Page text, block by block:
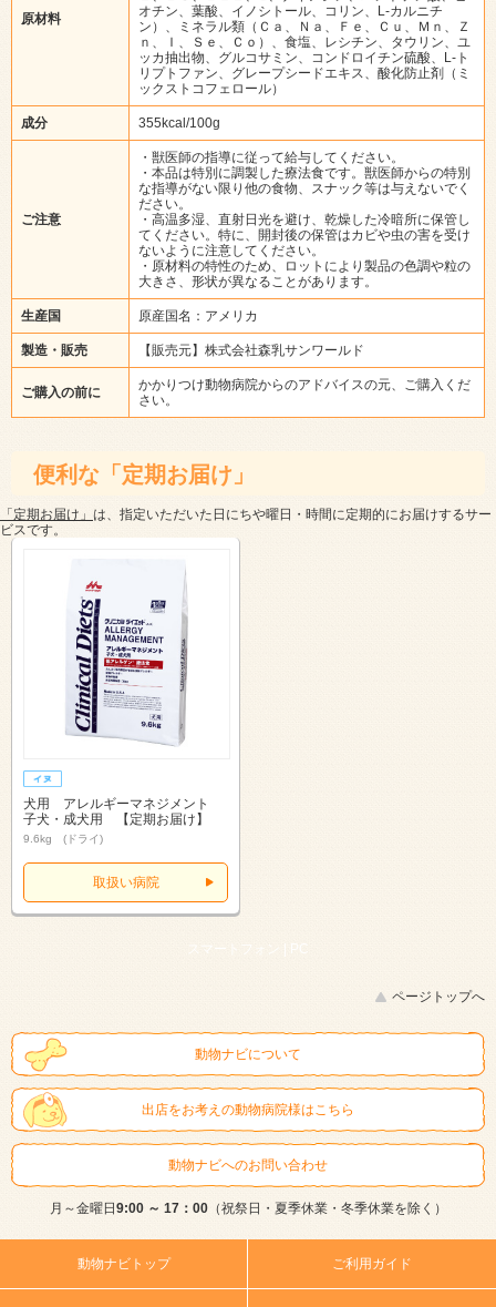
原材料
オチン、葉酸、イノシトール、コリン、L‐カルニチ
ン）、ミネラル類（Ｃａ、Ｎａ、Ｆｅ、Ｃｕ、Ｍｎ、Ｚ
ｎ、Ｉ、Ｓｅ、Ｃｏ）、食塩、レシチン、タウリン、ユ
ッカ抽出物、グルコサミン、コンドロイチン硫酸、L-ト
リプトファン、グレープシードエキス、酸化防止剤（ミ
ックストコフェロール）
成分 355kcal/100g
ご注意
・獣医師の指導に従って給与してください。
・本品は特別に調製した療法食です。獣医師からの特別
な指導がない限り他の食物、スナック等は与えないでく
ださい。
・高温多湿、直射日光を避け、乾燥した冷暗所に保管し
てください。特に、開封後の保管はカビや虫の害を受け
ないように注意してください。
・原材料の特性のため、ロットにより製品の色調や粒の
大きさ、形状が異なることがあります。
生産国 原産国名：アメリカ
製造・販売 【販売元】株式会社森乳サンワールド
ご購入の前に
かかりつけ動物病院からのアドバイスの元、ご購入くだ
さい。
便利な「定期お届け」
「定期お届け」 は、指定いただいた日にちや曜日・時間に定期的にお届けするサー
ビスです。
犬用 アレルギーマネジメント
子犬・成犬用 【定期お届け】
9.6kg (ドライ)
取扱い病院
スマートフォン | PC
ページトップへ
動物ナビについて
出店をお考えの動物病院様はこちら
動物ナビへのお問い合わせ
月～金曜日 9:00 ～ 17：00（祝祭日・夏季休業・冬季休業を除く）
動物ナビトップ ご利用ガイド